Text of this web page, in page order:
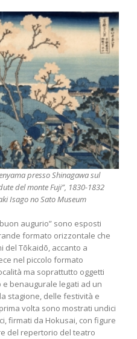
presso Shinagawa sul
del monte Fuji”, 1830-1832
Isago no Sato Museum
augurio” sono esposti
formato orizzontale che
del Tōkaidō, accanto a
nel piccolo formato
ma soprattutto oggetti
benaugurale legati ad un
stagione, delle festività e
volta sono mostrati undici
firmati da Hokusai, con figure
del repertorio del teatro